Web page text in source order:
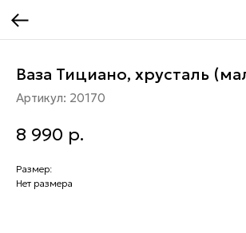
Ваза Тициано, хрусталь
Артикул: 20170
8 990 р.
Размер:
Нет размера